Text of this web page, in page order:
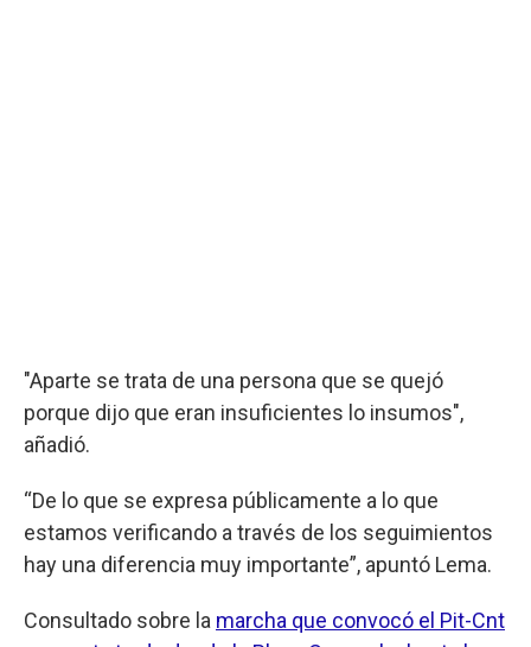
"Aparte se trata de una persona que se quejó
porque dijo que eran insuficientes lo insumos",
añadió.
“De lo que se expresa públicamente a lo que
estamos verificando a través de los seguimientos
hay una diferencia muy importante”, apuntó Lema.
Consultado sobre la marcha que convocó el Pit-Cnt